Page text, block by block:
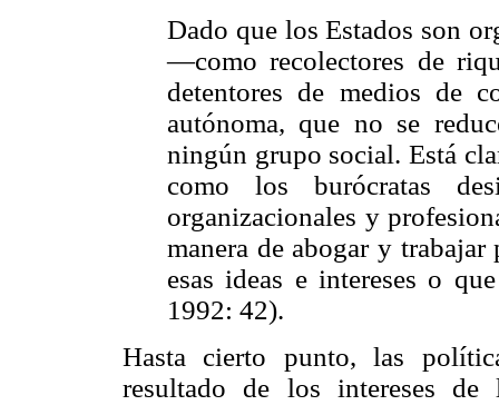
Dado que los Estados son
—como recolectores de
detentores de medios de
autónoma, que no se
ningún grupo social. Está
como los burócratas
organizacionales y
manera de abogar y
esas ideas e intereses o
1992: 42).
Hasta cierto punto, las
resultado de los intereses